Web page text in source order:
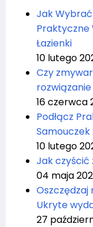
Jak
Praktyczne
Łazienki
10 lutego
Czy
16 czerwca
Podłącz
Samouczek
10 lutego
Jak czyścić
04 maja
Oszczędzaj
Ukryte
27